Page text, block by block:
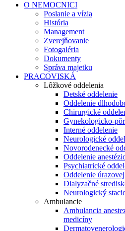
O NEMOCNICI
Poslanie a vízia
História
Management
Zverejňovanie
Fotogaléria
Dokumenty
Správa majetku
PRACOVISKÁ
Lôžkové oddelenia
Detské oddelenie
Oddelenie
Chirurgické
Gynekologicko-
Interné oddelenie
Neurologické
Novorodenecké
Oddelenie
Psychiatrické
Oddelenie
Dialyzačné
Neurologický
Ambulancie
Ambulancia
medicíny